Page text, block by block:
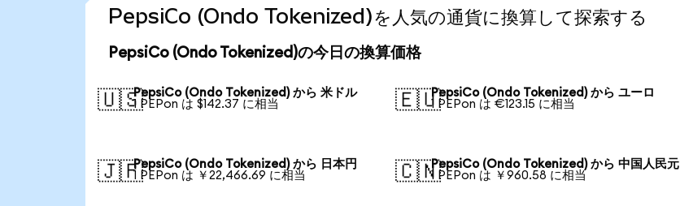
PepsiCo (Ondo Tokenized)を人気の通貨に換算して探索する
PepsiCo (Ondo Tokenized)の今日の換算価格
🇺🇸PepsiCo (Ondo Tokenized) から 米ドル
1 PEPon は $142.37 に相当
🇪🇺PepsiCo (Ondo Tokenized) から ユーロ
1 PEPon は €123.15 に相当
🇯🇵PepsiCo (Ondo Tokenized) から 日本円
1 PEPon は ￥22,466.69 に相当
🇨🇳PepsiCo (Ondo Tokenized) から 中国人民元
1 PEPon は ￥960.58 に相当